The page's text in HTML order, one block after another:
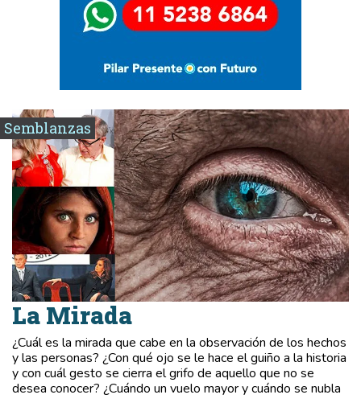
Semblanzas
La Mirada
¿Cuál es la mirada que cabe en la observación de los hechos
y las personas? ¿Con qué ojo se le hace el guiño a la historia
y con cuál gesto se cierra el grifo de aquello que no se
desea conocer? ¿Cuándo un vuelo mayor y cuándo se nubla